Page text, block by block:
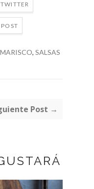
, SALSAS
Post →